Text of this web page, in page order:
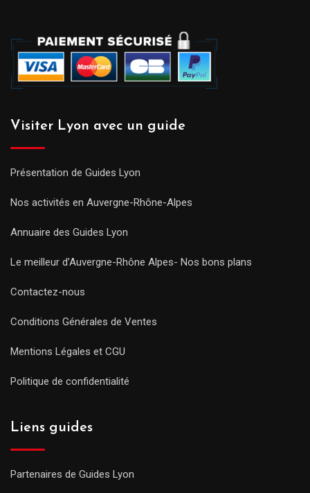
Visiter Lyon avec un guide
Présentation de Guides Lyon
Nos activités en Auvergne-Rhône-Alpes
Annuaire des Guides Lyon
Le meilleur d’Auvergne-Rhône Alpes- Nos bons plans
Contactez-nous
Conditions Générales de Ventes
Mentions Légales et CGU
Politique de confidentialité
Liens guides
Partenaires de Guides Lyon